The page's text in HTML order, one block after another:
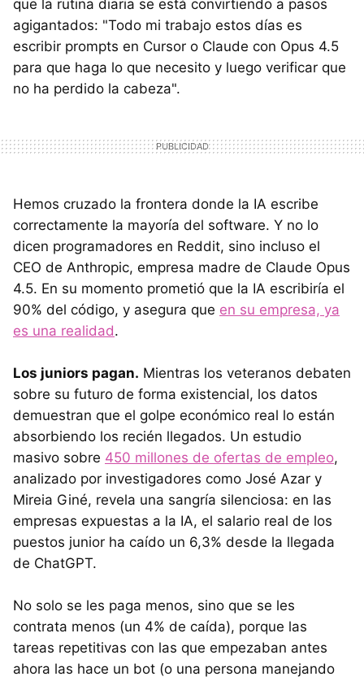
que la rutina diaria se está convirtiendo a pasos
agigantados: "Todo mi trabajo estos días es
escribir prompts en Cursor o Claude con Opus 4.5
para que haga lo que necesito y luego verificar que
no ha perdido la cabeza".
Hemos cruzado la frontera donde la IA escribe
correctamente la mayoría del software. Y no lo
dicen programadores en Reddit, sino incluso el
CEO de Anthropic, empresa madre de Claude Opus
4.5. En su momento prometió que la IA escribiría el
90% del código, y asegura que en su empresa, ya
es una realidad.
Los juniors pagan. Mientras los veteranos debaten
sobre su futuro de forma existencial, los datos
demuestran que el golpe económico real lo están
absorbiendo los recién llegados. Un estudio
masivo sobre 450 millones de ofertas de empleo,
analizado por investigadores como José Azar y
Mireia Giné, revela una sangría silenciosa: en las
empresas expuestas a la IA, el salario real de los
puestos junior ha caído un 6,3% desde la llegada
de ChatGPT.
No solo se les paga menos, sino que se les
contrata menos (un 4% de caída), porque las
tareas repetitivas con las que empezaban antes
ahora las hace un bot (o una persona manejando